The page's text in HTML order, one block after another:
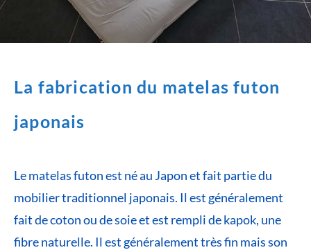
La fabrication du matelas futon
japonais
Le matelas futon est né au Japon et fait partie du
mobilier traditionnel japonais. Il est généralement
fait de coton ou de soie et est rempli de kapok, une
fibre naturelle. Il est généralement très fin mais son